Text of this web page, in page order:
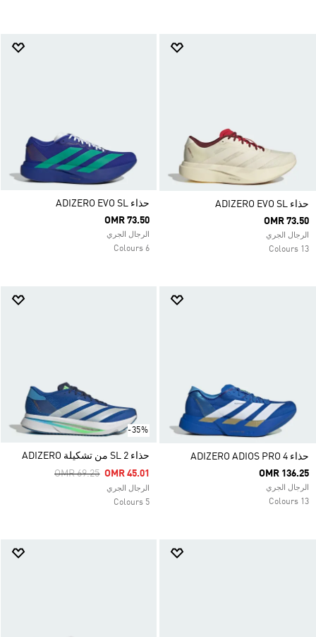
حذاء ADIZERO EVO SL
OMR 73.50
الرجال الجري
13 Colours
حذاء ADIZERO EVO SL
OMR 73.50
الرجال الجري
6 Colours
حذاء ADIZERO ADIOS PRO 4
OMR 136.25
الرجال الجري
13 Colours
-35%
حذاء SL 2 من تشكيلة ADIZERO
Price Reduced From
OMR 69.25ToOMR 45.01
الرجال الجري
5 Colours